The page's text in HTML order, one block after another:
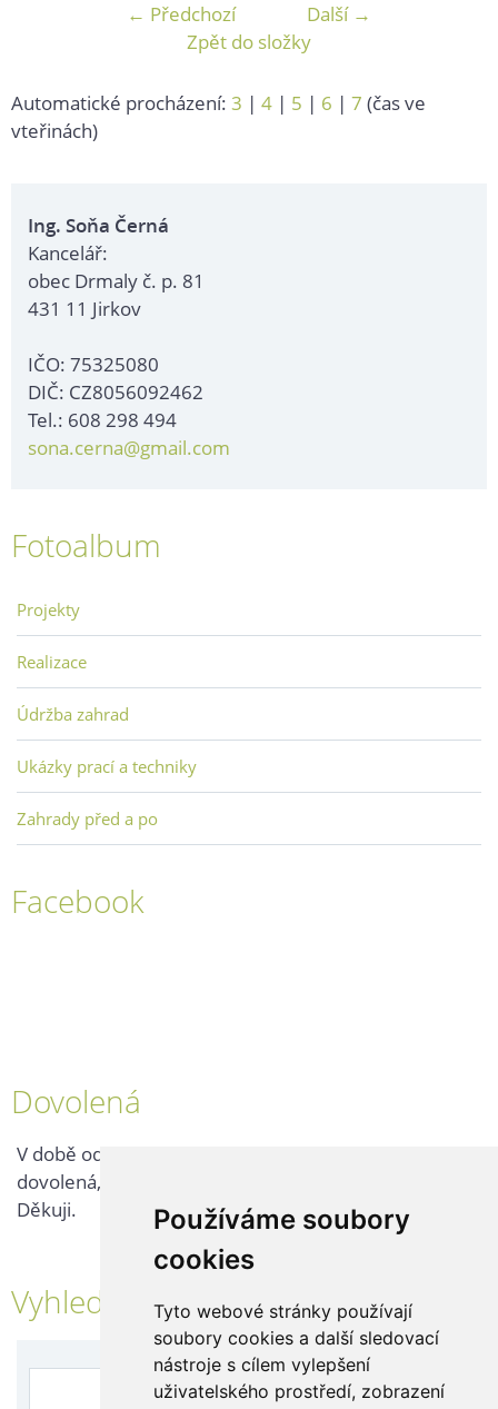
Používáme soubory
cookies
Tyto webové stránky používají
soubory cookies a další sledovací
nástroje s cílem vylepšení
uživatelského prostředí, zobrazení
← Předchozí
Další →
Zpět do složky
Automatické procházení: 3 | 4 | 5 | 6 | 7 (čas ve
vteřinách)
Ing. Soňa Černá
Kancelář:
obec Drmaly č. p. 81
431 11 Jirkov
IČO: 75325080
DIČ: CZ8056092462
Tel.: 608 298 494
sona.cerna@gmail.com
Fotoalbum
Projekty
Realizace
Údržba zahrad
Ukázky prací a techniky
Zahrady před a po
Facebook
Dovolená
V době od 25. 7. - 2. 8. 2026 probíhá v naší firmě
dovolená, kontaktujte nás až po jejím ukončení.
Děkuji.
Vyhledávání